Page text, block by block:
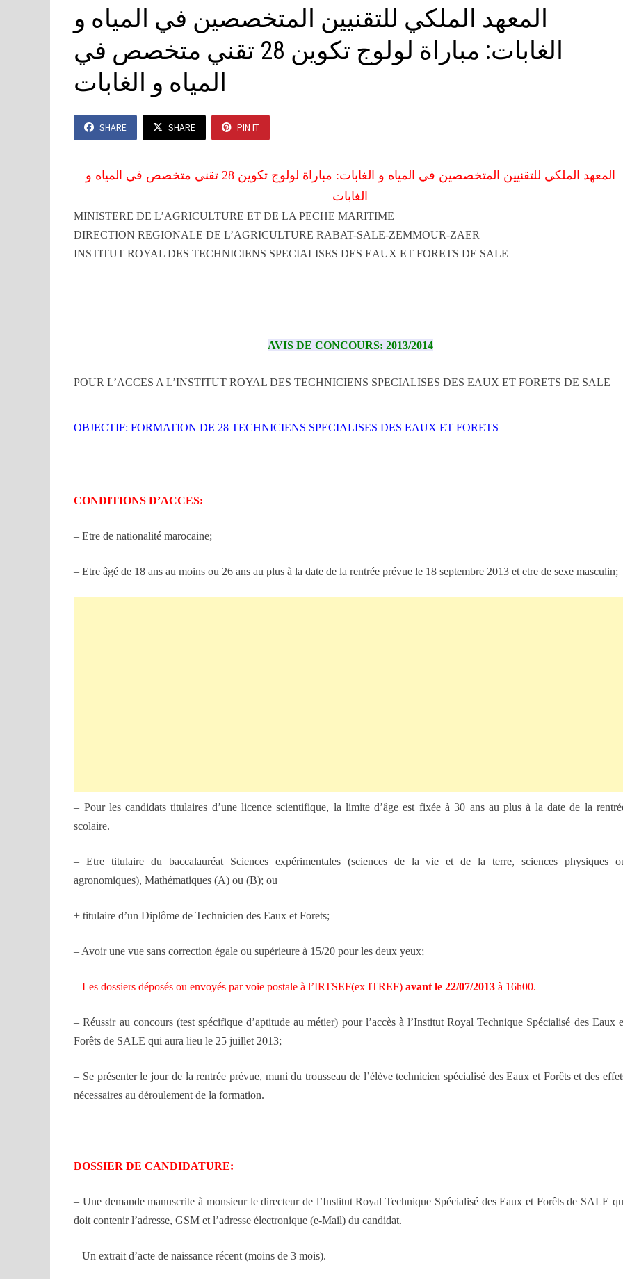
المعهد الملكي للتقنيين المتخصصين في المياه و
الغابات: مباراة لولوج تكوين 28 تقني متخصص في
المياه و الغابات
SHARE SHARE PIN IT
المعهد الملكي للتقنيين المتخصصين في المياه و الغابات: مباراة لولوج تكوين 28 تقني متخصص في المياه و
الغابات
MINISTERE DE L’AGRICULTURE ET DE LA PECHE MARITIME
DIRECTION REGIONALE DE L’AGRICULTURE RABAT-SALE-ZEMMOUR-ZAER
INSTITUT ROYAL DES TECHNICIENS SPECIALISES DES EAUX ET FORETS DE SALE
AVIS DE CONCOURS: 2013/2014
POUR L’ACCES A L’INSTITUT ROYAL DES TECHNICIENS SPECIALISES DES EAUX ET FORETS DE SALE
OBJECTIF: FORMATION DE 28 TECHNICIENS SPECIALISES DES EAUX ET FORETS
CONDITIONS D’ACCES:
– Etre de nationalité marocaine;
– Etre âgé de 18 ans au moins ou 26 ans au plus à la date de la rentrée prévue le 18 septembre 2013 et etre de sexe masculin;
– Pour les candidats titulaires d’une licence scientifique, la limite d’âge est fixée à 30 ans au plus à la date de la
scolaire.
– Etre titulaire du baccalauréat Sciences expérimentales (sciences de la vie et de la terre, sciences physiques
agronomiques), Mathématiques (A) ou (B); ou
+ titulaire d’un Diplôme de Technicien des Eaux et Forets;
– Avoir une vue sans correction égale ou supérieure à 15/20 pour les deux yeux;
–Les dossiers déposés ou envoyés par voie postale à l’IRTSEF(ex ITREF)avant le 22/07/2013 à 16h00.
– Réussir au concours (test spécifique d’aptitude au métier) pour l’accès à l’Institut Royal Technique Spécialisé des Eaux
Forêts de SALE qui aura lieu le 25 juillet 2013;
– Se présenter le jour de la rentrée prévue, muni du trousseau de l’élève technicien spécialisé des Eaux et Forêts et des
nécessaires au déroulement de la formation.
DOSSIER DE CANDIDATURE:
– Une demande manuscrite à monsieur le directeur de l’Institut Royal Technique Spécialisé des Eaux et Forêts de SALE
doit contenir l’adresse, GSM et l’adresse électronique (e-Mail) du candidat.
– Un extrait d’acte de naissance récent (moins de 3 mois).